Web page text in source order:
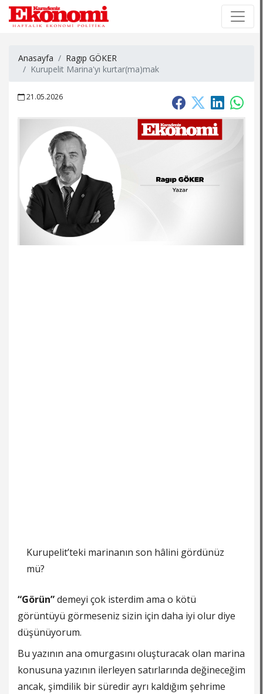
Anasayfa
Ragıp GÖKER
Kurupelit Marina'yı kurtar(ma)mak
21.05.2026
Kurupelit’teki marinanın son hâlini gördünüz
mü?
“Görün”demeyi çok isterdim ama o kötü
görüntüyü görmeseniz sizin için daha iyi olur diye
düşünüyorum.
Bu yazının ana omurgasını oluşturacak olan marina
konusuna yazının ilerleyen satırlarında değineceğim
ancak, şimdilik bir süredir ayrı kaldığım şehrime
×
×